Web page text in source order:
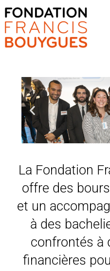
La Fondation
offre des
et un
à des
confrontés à
financières